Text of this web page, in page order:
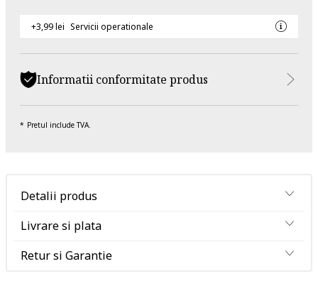
+3,99 lei Servicii operationale
Informatii conformitate produs
Pretul include TVA.
Detalii produs
Livrare si plata
Retur si Garantie